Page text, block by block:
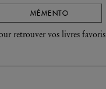
MÉMENTO
retrouver vos livres favoris